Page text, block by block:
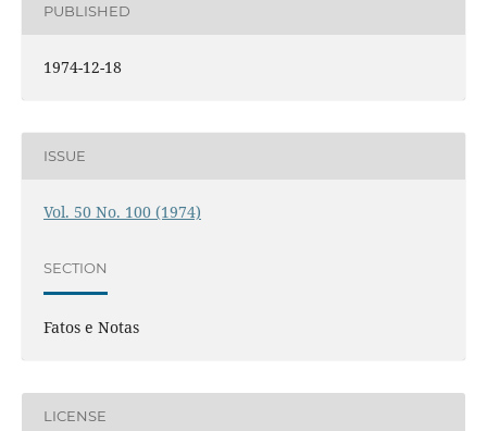
PUBLISHED
1974-12-18
ISSUE
Vol. 50 No. 100 (1974)
SECTION
Fatos e Notas
LICENSE